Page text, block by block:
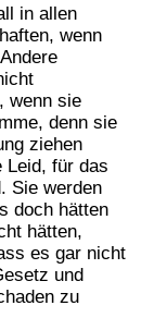
in allen
wenn
wenn sie
denn sie
ziehen
Leid, für das
Sie werden
doch hätten
hätten,
es gar nicht
und
zu